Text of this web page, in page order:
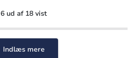
6 ud af 18 vist
Indlæs mere